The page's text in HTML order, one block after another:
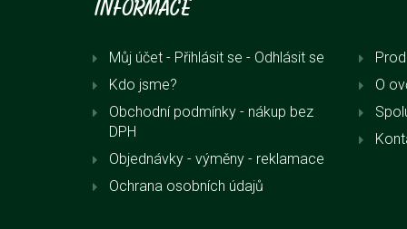
Informace
Můj účet - Přihlásit se - Odhlásit se
Kdo jsme?
Obchodní podmínky - nákup bez
DPH
Objednávky - výměny - reklamace
Ochrana osobních údajů
O